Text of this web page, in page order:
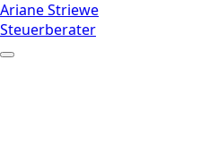
Ariane Striewe
Steuerberater